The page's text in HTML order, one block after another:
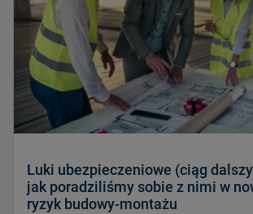
Luki ubezpieczeniowe (ciąg
jak poradziliśmy sobie z nimi w
ryzyk budowy-montażu